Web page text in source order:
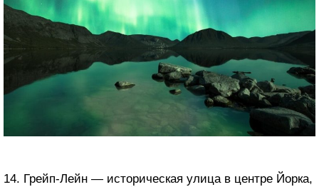
14. Грейп-Лейн — историческая улица в центре Йорка,